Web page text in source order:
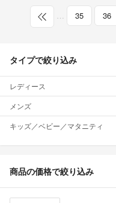
… 35 36
タイプで絞り込み
レディース
メンズ
キッズ／ベビー／マタニティ
商品の価格で絞り込み